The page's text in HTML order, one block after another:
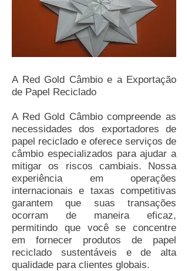
A Red Gold Câmbio e a Exportação
de Papel Reciclado
A Red Gold Câmbio compreende as
necessidades dos exportadores de
papel reciclado e oferece serviços de
câmbio especializados para ajudar a
mitigar os riscos cambiais. Nossa
experiência em operações
internacionais e taxas competitivas
garantem que suas transações
ocorram de maneira eficaz,
permitindo que você se concentre
em fornecer produtos de papel
reciclado sustentáveis e de alta
qualidade para clientes globais.